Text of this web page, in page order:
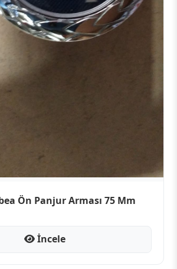
Ön Panjur Arması 75 Mm
İncele